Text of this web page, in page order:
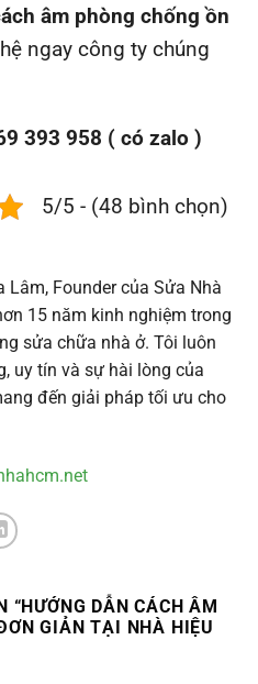
âm phòng chống ồn
ngay công ty chúng
393 958 ( có zalo )
5/5 - (48 bình chọn)
Lâm, Founder của Sửa Nhà
15 năm kinh nghiệm trong
sửa chữa nhà ở. Tôi luôn
uy tín và sự hài lòng của
đến giải pháp tối ưu cho
“HƯỚNG DẪN CÁCH ÂM
GIẢN TẠI NHÀ HIỆU